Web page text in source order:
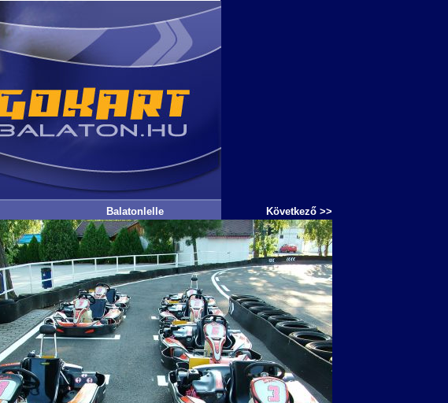
Balatonlelle Következő >>